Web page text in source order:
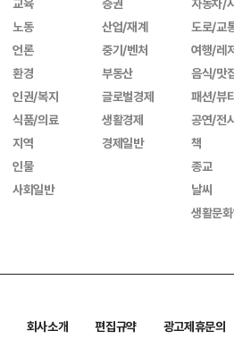
노동
언론
환경
인권/복지
식품/의료
지역
인물
사회일반
산업/재계
중기/벤처
부동산
글로벌경제
생활경제
경제일반
도로/교
여행/레
음식/맛
패션/뷰
공연/전
책
종교
날씨
생활문
회사소개 편집규약
광고제휴문의